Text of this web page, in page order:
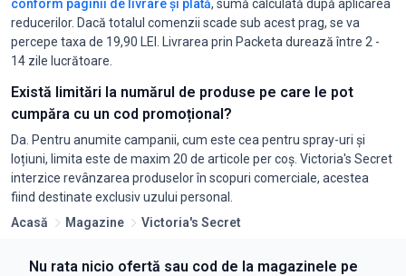
conform paginii de livrare și plată, sumă calculată după aplicarea
reducerilor. Dacă totalul comenzii scade sub acest prag, se va
percepe taxa de 19,90 LEI. Livrarea prin Packeta durează între 2 -
14 zile lucrătoare.
Există limitări la numărul de produse pe care le pot
cumpăra cu un cod promoțional?
Da. Pentru anumite campanii, cum este cea pentru spray-uri și
loțiuni, limita este de maxim 20 de articole per coș. Victoria's Secret
interzice revânzarea produselor în scopuri comerciale, acestea
fiind destinate exclusiv uzului personal.
Acasă
Magazine Victoria's Secret
Nu rata nicio ofertă sau cod de la magazinele pe